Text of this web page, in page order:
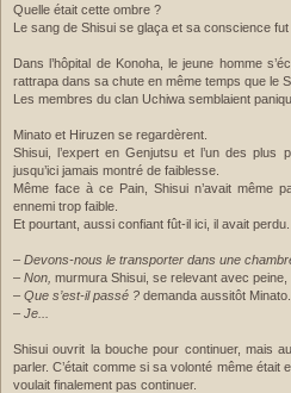
Quelle était cette ombre ?
Le sang de Shisui se glaça et sa conscience
Dans l’hôpital de Konoha, le jeune homme
rattrapa dans sa chute en même temps que le
Les membres du clan Uchiwa semblaient
Minato et Hiruzen se regardèrent.
Shisui, l’expert en Genjutsu et l’un des plus
jusqu’ici jamais montré de faiblesse.
Même face à ce Pain, Shisui n’avait même
ennemi trop faible.
Et pourtant, aussi confiant fût-il ici, il avait perdu.
– Devons-nous le transporter dans une
– Non, murmura Shisui, se relevant avec
– Que s’est-il passé ? demanda aussitôt Minato.
– Je...
Shisui ouvrit la bouche pour continuer, mais
parler. C’était comme si sa volonté même était
voulait finalement pas continuer.